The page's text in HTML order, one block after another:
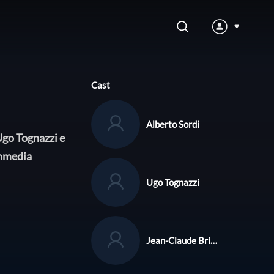
Tognazzi e
Cast
Alberto Sordi
Ugo Tognazzi
Jean-Claude Brialy